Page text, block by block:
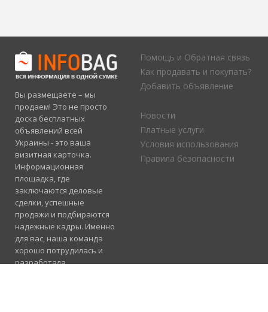
Вы размещаете – мы
продаем! Это не просто
доска бесплатных
объявлений всей
Украины - это ваша
визитная карточка.
Информационная
площадка, где
заключаются деловые
сделки, успешные
продажи и подбираются
надежные кадры. Именно
для вас, наша команда
хорошо потрудилась и
разработала
Помощь и Обратная связь
Как продавать и покупать?
Добавить объявление
Новости
Платные услуги
Условия использования
Правила безопасности